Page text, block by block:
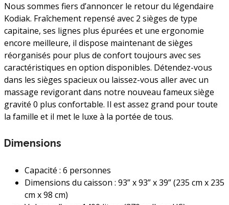
Nous sommes fiers d’annoncer le retour du légendaire
Kodiak. Fraîchement repensé avec 2 sièges de type
capitaine, ses lignes plus épurées et une ergonomie
encore meilleure, il dispose maintenant de sièges
réorganisés pour plus de confort toujours avec ses
caractéristiques en option disponibles. Détendez-vous
dans les sièges spacieux ou laissez-vous aller avec un
massage revigorant dans notre nouveau fameux siège
gravité 0 plus confortable. Il est assez grand pour toute
la famille et il met le luxe à la portée de tous.
Dimensions
Capacité : 6 personnes
Dimensions du caisson : 93” x 93” x 39” (235 cm x 235
cm x 98 cm)